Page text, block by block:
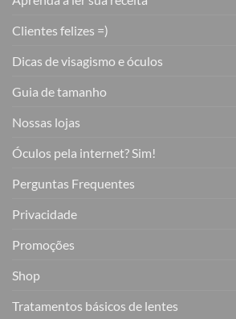
Clientes felizes =)
Dicas de visagismo e óculos
Guia de tamanho
Nossas lojas
Óculos pela internet? Sim!
Perguntas Frequentes
Privacidade
Promoções
Shop
Tratamentos básicos de lentes